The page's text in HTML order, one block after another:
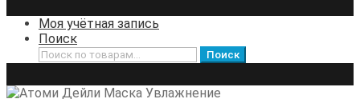
Моя учётная запись
Поиск
Искать:
Поиск